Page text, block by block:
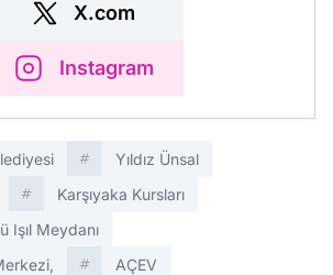
X.com
Instagram
Yıldız Ünsal
Karşıyaka Kursları
Işıl Meydanı
AÇEV